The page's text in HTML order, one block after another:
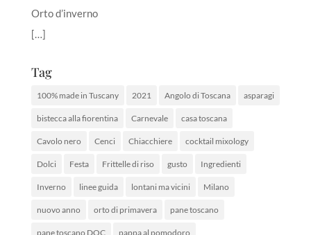
Orto d’inverno
[…]
Tag
100% made in Tuscany 2021 Angolo di Toscana asparagi
bistecca alla fiorentina Carnevale casa toscana
Cavolo nero Cenci Chiacchiere cocktail mixology
Dolci Festa Frittelle di riso gusto Ingredienti
Inverno linee guida lontani ma vicini Milano
nuovo anno orto di primavera pane toscano
pane toscano DOC pappa al pomodoro